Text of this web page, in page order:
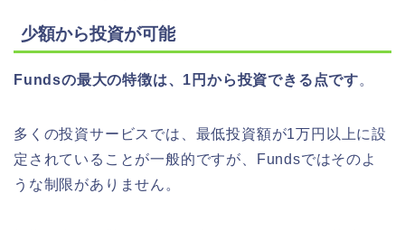
少額から投資が可能
Fundsの最大の特徴は、1円から投資できる点です。
多くの投資サービスでは、最低投資額が1万円以上に設
定されていることが一般的ですが、Fundsではそのよ
うな制限がありません。